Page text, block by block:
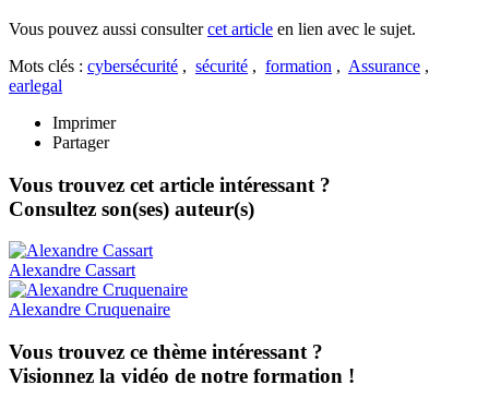
Vous pouvez aussi consultercet article en lien avec le sujet.
Mots clés : cybersécurité , sécurité , formation , Assurance ,
earlegal
Imprimer
Partager
Vous trouvez cet article intéressant ?
Consultez son(ses) auteur(s)
Alexandre Cassart
Alexandre Cruquenaire
Vous trouvez ce thème intéressant ?
Visionnez la vidéo de notre formation !